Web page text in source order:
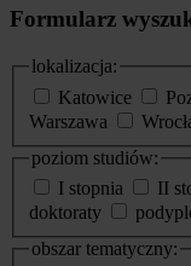
Formularz
lokalizacja:
Katowice
Warszawa
poziom studiów:
I stopnia
II
doktoraty
obszar tematyczny: